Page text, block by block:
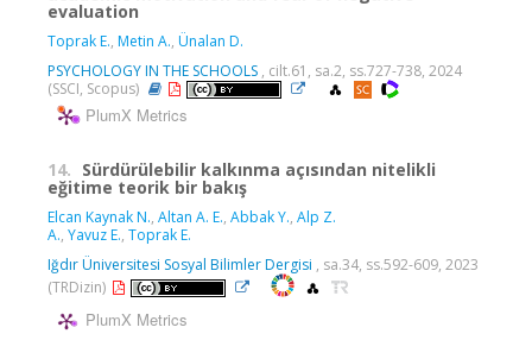
evaluation
Toprak E., Metin A., Ünalan D.
PSYCHOLOGY IN THE SCHOOLS , cilt.61, sa.2, ss.727-738, 2024
(SSCI, Scopus)
PlumX Metrics
14. Sürdürülebilir kalkınma açısından nitelikli
eğitime teorik bir bakış
Elcan Kaynak N., Altan A. E., Abbak Y., Alp Z.
A., Yavuz E., Toprak E.
Iğdır Üniversitesi Sosyal Bilimler Dergisi , sa.34, ss.592-609, 2023
(TRDizin)
PlumX Metrics